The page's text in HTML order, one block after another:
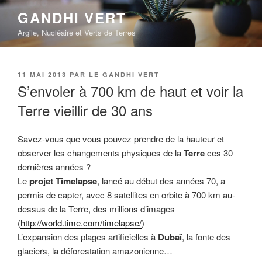
Aller
contenu
principal
GANDHI VERT
Argile, Nucléaire et Verts de Terres
PUBLIÉ
11 MAI 2013 PAR LE GANDHI VERT
S’envoler à 700 km de haut et voir la
Terre vieillir de 30 ans
Savez-vous que vous pouvez prendre de la hauteur et
observer les changements physiques de laTerreces 30
dernières années ?
Leprojet Timelapse, lancé au début des années 70, a
permis de capter, avec 8 satellites en orbite à 700 km au-
dessus de la Terre, des millions d’images
(http://world.time.com/timelapse/)
L’expansion des plages artificielles à Dubaï, la fonte des
glaciers, la déforestation amazonienne…